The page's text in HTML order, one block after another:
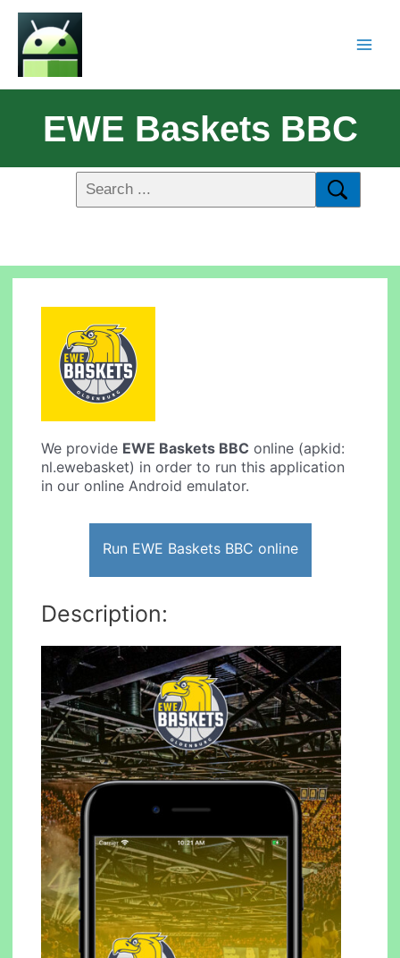
EWE Baskets BBC
We provide EWE Baskets BBC online (apkid:
nl.ewebasket) in order to run this application
in our online Android emulator.
Run EWE Baskets BBC online
Description: